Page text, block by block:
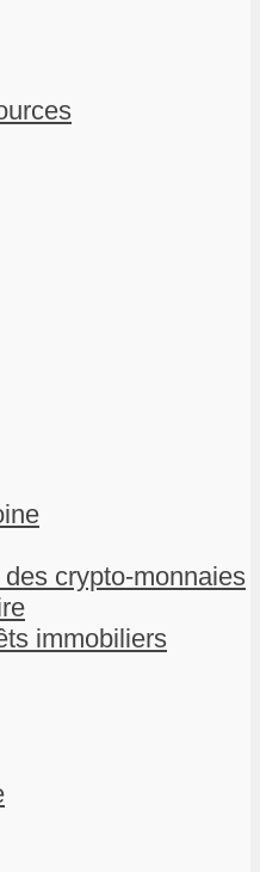
crypto-monnaies
immobiliers